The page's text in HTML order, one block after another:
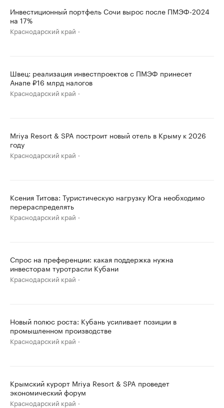
Инвестиционный портфель Сочи вырос после ПМЭФ-2024
на 17%
Краснодарский край
Швец: реализация инвестпроектов с ПМЭФ принесет
Анапе ₽16 млрд налогов
Краснодарский край
Mriya Resort & SPA построит новый отель в Крыму к 2026
году
Краснодарский край
Ксения Титова: Туристическую нагрузку Юга необходимо
перераспределять
Краснодарский край
Спрос на преференции: какая поддержка нужна
инвесторам туротрасли Кубани
Краснодарский край
Новый полюс роста: Кубань усиливает позиции в
промышленном производстве
Краснодарский край
Крымский курорт Mriya Resort & SPA проведет
экономический форум
Краснодарский край